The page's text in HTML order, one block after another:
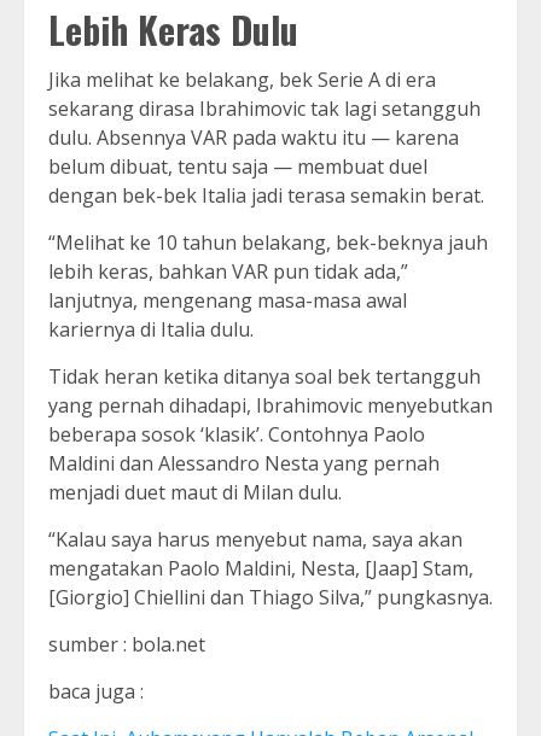
Lebih Keras Dulu
Jika melihat ke belakang, bek Serie A di era
sekarang dirasa Ibrahimovic tak lagi setangguh
dulu. Absennya VAR pada waktu itu — karena
belum dibuat, tentu saja — membuat duel
dengan bek-bek Italia jadi terasa semakin berat.
“Melihat ke 10 tahun belakang, bek-beknya jauh
lebih keras, bahkan VAR pun tidak ada,”
lanjutnya, mengenang masa-masa awal
kariernya di Italia dulu.
Tidak heran ketika ditanya soal bek tertangguh
yang pernah dihadapi, Ibrahimovic menyebutkan
beberapa sosok ‘klasik’. Contohnya Paolo
Maldini dan Alessandro Nesta yang pernah
menjadi duet maut di Milan dulu.
“Kalau saya harus menyebut nama, saya akan
mengatakan Paolo Maldini, Nesta, [Jaap] Stam,
[Giorgio] Chiellini dan Thiago Silva,” pungkasnya.
sumber : bola.net
baca juga :